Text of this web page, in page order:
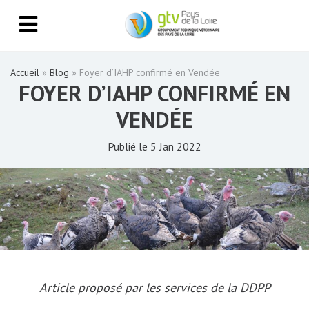
Accueil » Blog » Foyer d’IAHP confirmé en Vendée
FOYER D’IAHP CONFIRMÉ EN
VENDÉE
Publié le 5 Jan 2022
Article proposé par les services de la DDPP